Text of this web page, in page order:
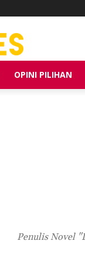
OPINI PILIHAN
Penulis Novel